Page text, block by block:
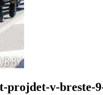
v-breste-